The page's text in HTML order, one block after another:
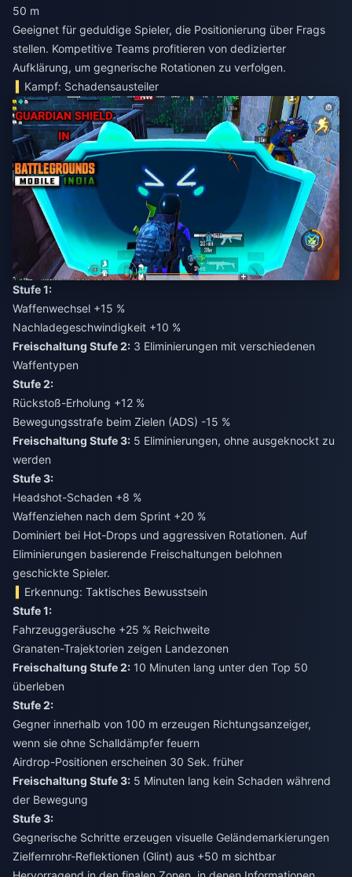
50 m
Geeignet für geduldige Spieler, die Positionierung über Frags
stellen. Kompetitive Teams profitieren von dedizierter
Aufklärung, um gegnerische Rotationen zu verfolgen.
Kampf: Schadensausteiler
Stufe 1:
Waffenwechsel +15 %
Nachladegeschwindigkeit +10 %
Freischaltung Stufe 2: 3 Eliminierungen mit verschiedenen
Stufe 2:
Rückstoß-Erholung +12 %
Bewegungsstrafe beim Zielen (ADS) -15 %
Freischaltung Stufe 3: 5 Eliminierungen, ohne ausgeknockt zu
Stufe 3:
Headshot-Schaden +8 %
Waffenziehen nach dem Sprint +20 %
Dominiert bei Hot-Drops und aggressiven Rotationen. Auf
Eliminierungen basierende Freischaltungen belohnen
geschickte Spieler.
Erkennung: Taktisches Bewusstsein
Stufe 1:
Fahrzeuggeräusche +25 % Reichweite
Granaten-Trajektorien zeigen Landezonen
Freischaltung Stufe 2: 10 Minuten lang unter den Top 50
Stufe 2:
Gegner innerhalb von 100 m erzeugen Richtungsanzeiger,
wenn sie ohne Schalldämpfer feuern
Airdrop-Positionen erscheinen 30 Sek. früher
Freischaltung Stufe 3: 5 Minuten lang kein Schaden während
Stufe 3:
Gegnerische Schritte erzeugen visuelle Geländemarkierungen
Zielfernrohr-Reflektionen (Glint) aus +50 m sichtbar